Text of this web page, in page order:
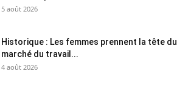
5 août 2026
Historique : Les femmes prennent la tête du
marché du travail...
4 août 2026